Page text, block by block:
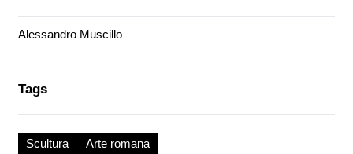
Alessandro Muscillo
Tags
Scultura Arte romana